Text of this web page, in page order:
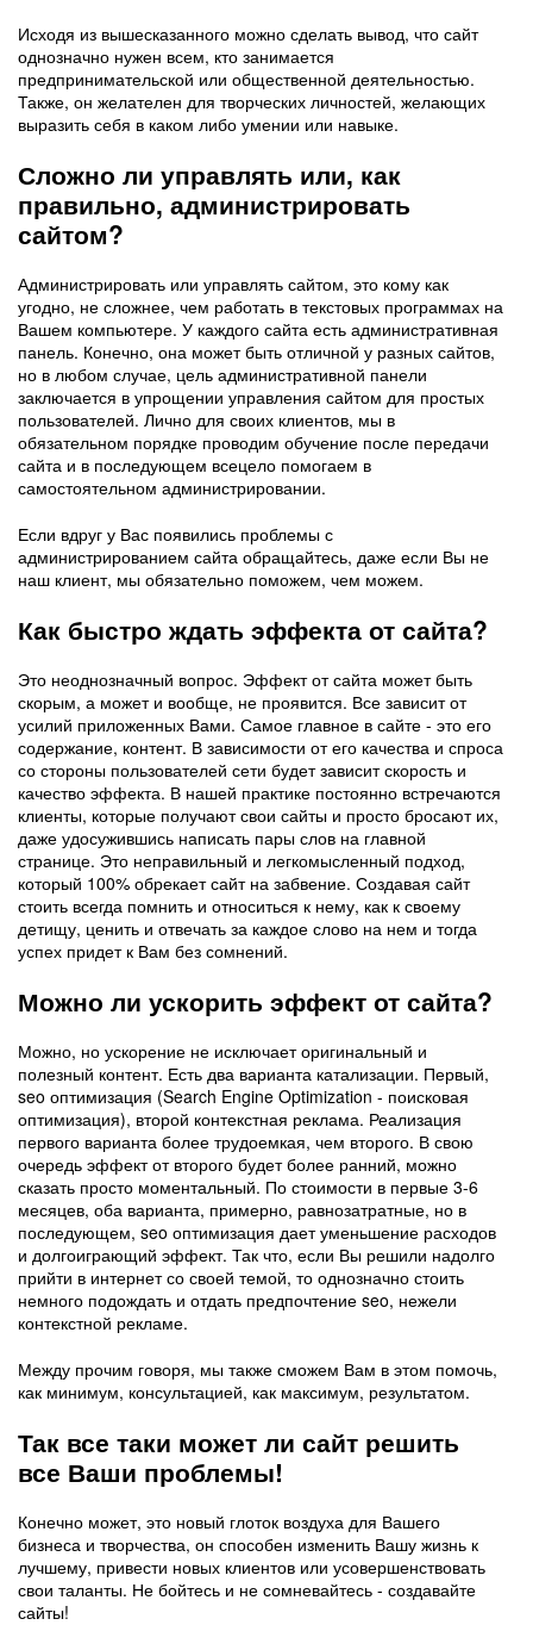
Исходя из вышесказанного можно сделать вывод, что сайт
однозначно нужен всем, кто занимается
предпринимательской или общественной деятельностью.
Также, он желателен для творческих личностей, желающих
выразить себя в каком либо умении или навыке.
Сложно ли управлять или, как
правильно, администрировать
сайтом?
Администрировать или управлять сайтом, это кому как
угодно, не сложнее, чем работать в текстовых программах на
Вашем компьютере. У каждого сайта есть административная
панель. Конечно, она может быть отличной у разных сайтов,
но в любом случае, цель административной панели
заключается в упрощении управления сайтом для простых
пользователей. Лично для своих клиентов, мы в
обязательном порядке проводим обучение после передачи
сайта и в последующем всецело помогаем в
самостоятельном администрировании.
Если вдруг у Вас появились проблемы с
администрированием сайта обращайтесь, даже если Вы не
наш клиент, мы обязательно поможем, чем можем.
Как быстро ждать эффекта от сайта?
Это неоднозначный вопрос. Эффект от сайта может быть
скорым, а может и вообще, не проявится. Все зависит от
усилий приложенных Вами. Самое главное в сайте - это его
содержание, контент. В зависимости от его качества и спроса
со стороны пользователей сети будет зависит скорость и
качество эффекта. В нашей практике постоянно встречаются
клиенты, которые получают свои сайты и просто бросают их,
даже удосужившись написать пары слов на главной
странице. Это неправильный и легкомысленный подход,
который 100% обрекает сайт на забвение. Создавая сайт
стоить всегда помнить и относиться к нему, как к своему
детищу, ценить и отвечать за каждое слово на нем и тогда
успех придет к Вам без сомнений.
Можно ли ускорить эффект от сайта?
Можно, но ускорение не исключает оригинальный и
полезный контент. Есть два варианта катализации. Первый,
seo оптимизация (Search Engine Optimization - поисковая
оптимизация), второй контекстная реклама. Реализация
первого варианта более трудоемкая, чем второго. В свою
очередь эффект от второго будет более ранний, можно
сказать просто моментальный. По стоимости в первые 3-6
месяцев, оба варианта, примерно, равнозатратные, но в
последующем, seo оптимизация дает уменьшение расходов
и долгоиграющий эффект. Так что, если Вы решили надолго
прийти в интернет со своей темой, то однозначно стоить
немного подождать и отдать предпочтение seo, нежели
контекстной рекламе.
Между прочим говоря, мы также сможем Вам в этом помочь,
как минимум, консультацией, как максимум, результатом.
Так все таки может ли сайт решить
все Ваши проблемы!
Конечно может, это новый глоток воздуха для Вашего
бизнеса и творчества, он способен изменить Вашу жизнь к
лучшему, привести новых клиентов или усовершенствовать
свои таланты. Не бойтесь и не сомневайтесь - создавайте
сайты!